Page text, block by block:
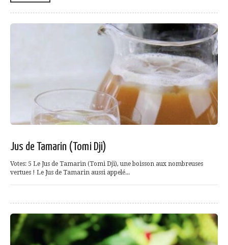
Jus de Tamarin (Tomi Dji)
Votes: 5 Le Jus de Tamarin (Tomi Dji), une boisson aux nombreuses
vertues ! Le Jus de Tamarin aussi appelé...